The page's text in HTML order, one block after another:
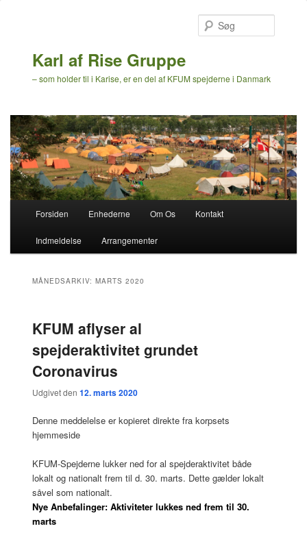
Karl af Rise Gruppe
– som holder til i Karise, er en del af KFUM spejderne i Danmark
Fortsæt
til
Fortsæt
til
Forsiden Enhederne Om Os Kontakt
Indmeldelse Arrangementer
MÅNEDSARKIV: MARTS 2020
KFUM aflyser al
spejderaktivitet grundet
Coronavirus
Udgivet den 12. marts 2020
Denne meddelelse er kopieret direkte fra korpsets
hjemmeside
KFUM-Spejderne lukker ned for al spejderaktivitet både
lokalt og nationalt frem til d. 30. marts. Dette gælder lokalt
såvel som nationalt.
Nye Anbefalinger: Aktiviteter lukkes ned frem til 30.
marts